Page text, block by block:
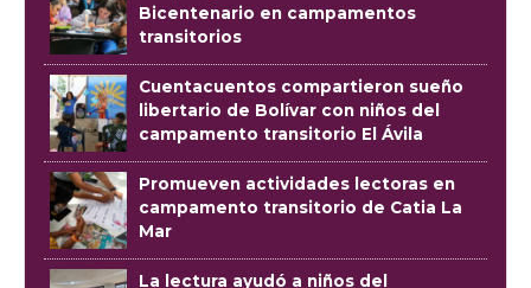
Bicentenario en campamentos
transitorios
Cuentacuentos compartieron sueño
libertario de Bolívar con niños del
campamento transitorio El Ávila
Promueven actividades lectoras en
campamento transitorio de Catia La
Mar
La lectura ayudó a niños del